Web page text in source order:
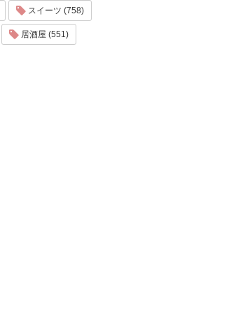
スイーツ (758)
居酒屋 (551)